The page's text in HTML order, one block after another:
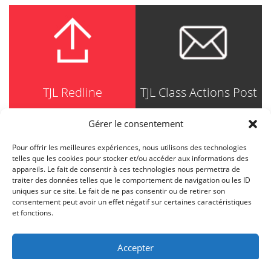
Gérer le consentement
Pour offrir les meilleures expériences, nous utilisons des technologies
telles que les cookies pour stocker et/ou accéder aux informations des
appareils. Le fait de consentir à ces technologies nous permettra de
traiter des données telles que le comportement de navigation ou les ID
uniques sur ce site. Le fait de ne pas consentir ou de retirer son
consentement peut avoir un effet négatif sur certaines caractéristiques
et fonctions.
Accepter
TJL Redline TJL Class Actions Post
TRUDEL JOHNSTON & LESPÉRANCE
Avocats / Barristers & Solicitors
750, Côte de la Place d'Armes, Suite 90
Montréal (Quebec) H2Y 2X8
T514 871-8385
1-844-588-8385
info@tjl.quebec